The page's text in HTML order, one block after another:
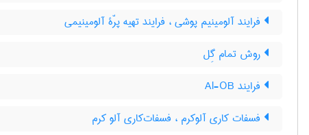
فرایند آلومینیم پوشی ، فرایند تهیه پرّۀ آلومینیمی
روش تمام گِل
فرایند Al-OB
فسفات کاری آلوکرم ، فسفات‌کاری آلو کرم